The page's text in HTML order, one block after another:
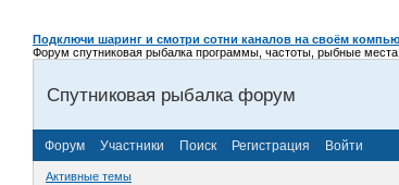
Подключи шаринг и смотри сотни каналов на своём
Форум спутниковая рыбалка программы, частоты, рыбные места
Спутниковая рыбалка форум
Форум Участники Поиск Регистрация Войти
Активные темы